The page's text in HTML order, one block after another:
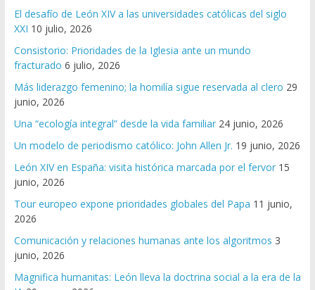
El desafío de León XIV a las universidades católicas del siglo
XXI 10 julio, 2026
Consistorio: Prioridades de la Iglesia ante un mundo
fracturado 6 julio, 2026
Más liderazgo femenino; la homilía sigue reservada al clero 29
junio, 2026
Una “ecología integral” desde la vida familiar 24 junio, 2026
Un modelo de periodismo católico: John Allen Jr. 19 junio, 2026
León XIV en España: visita histórica marcada por el fervor 15
junio, 2026
Tour europeo expone prioridades globales del Papa 11 junio,
2026
Comunicación y relaciones humanas ante los algoritmos 3
junio, 2026
Magnifica humanitas: León lleva la doctrina social a la era de la